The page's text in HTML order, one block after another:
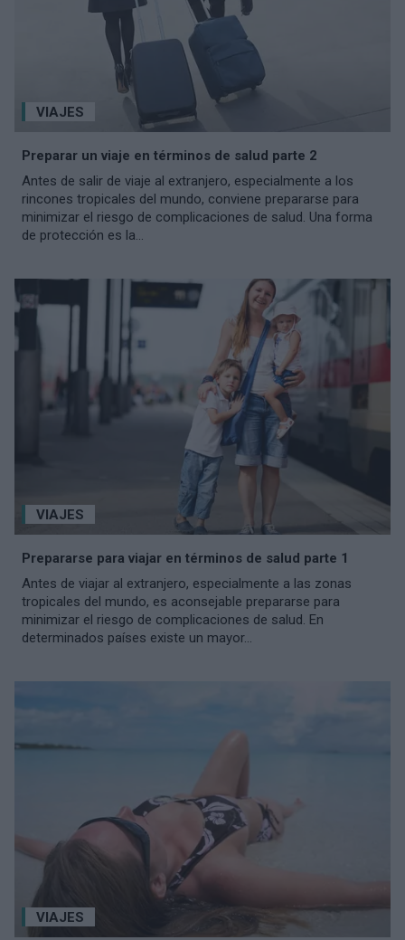
VIAJES
Preparar un viaje en términos de salud parte 2
Antes de salir de viaje al extranjero, especialmente a los
rincones tropicales del mundo, conviene prepararse para
minimizar el riesgo de complicaciones de salud. Una forma
de protección es la...
VIAJES
Prepararse para viajar en términos de salud parte 1
Antes de viajar al extranjero, especialmente a las zonas
tropicales del mundo, es aconsejable prepararse para
minimizar el riesgo de complicaciones de salud. En
determinados países existe un mayor...
VIAJES